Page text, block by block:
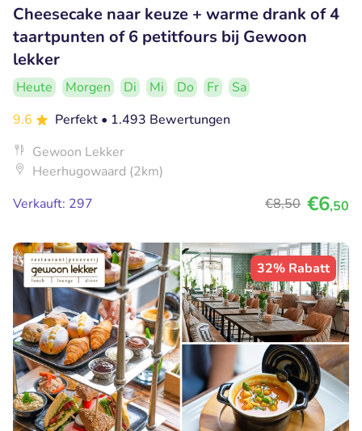
Cheesecake naar keuze + warme drank of 4
taartpunten of 6 petitfours bij Gewoon
lekker
Heute Morgen Di Mi Do Fr
Sa
9.6
Perfekt • 1.493 Bewertungen
Gewoon Lekker
Heerhugowaard (2km)
Verkauft: 297
€8,50 €6,50
32% Rabatt